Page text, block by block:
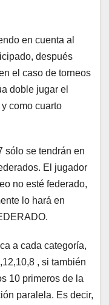
en cuenta al
después
el caso de torneos
doble jugar el
como cuarto
sólo se tendrán en
El jugador
no esté federado,
lo hará en
a cada categoría,
, si también
10 primeros de la
paralela. Es decir,